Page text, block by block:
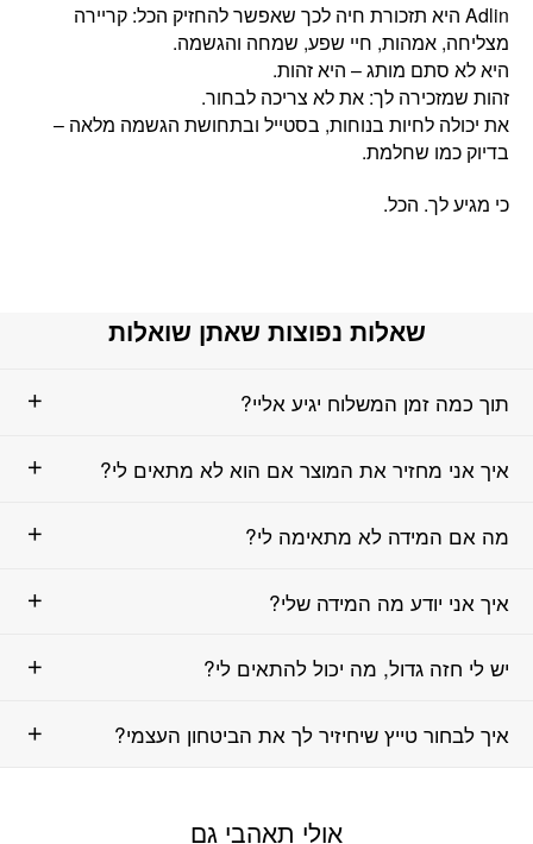
‏Adlin היא תזכורת חיה לכך שאפשר להחזיק הכל: קריירה
מצליחה, אמהות, חיי שפע, שמחה והגשמה.
היא לא סתם מותג – היא זהות.
זהות שמזכירה לך: את לא צריכה לבחור.
את יכולה לחיות בנוחות, בסטייל ובתחושת הגשמה מלאה –
בדיוק כמו שחלמת.
כי מגיע לך. הכל.
שאלות נפוצות שאתן שואלות
תוך כמה זמן המשלוח יגיע אליי?
איך אני מחזיר את המוצר אם הוא לא מתאים לי?
מה אם המידה לא מתאימה לי?
איך אני יודע מה המידה שלי?
יש לי חזה גדול, מה יכול להתאים לי?
איך לבחור טייץ שיחיזיר לך את הביטחון העצמי?
אולי תאהבי גם